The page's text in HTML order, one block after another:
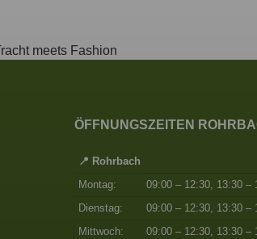
meets Fashion
ÖFFNUNGSZEITEN
📍 Rohrbach
Montag:
09:00 – 12:30, 13:30 –
Dienstag:
09:00 – 12:30, 13:30 –
Mittwoch:
09:00 – 12:30, 13:30 –